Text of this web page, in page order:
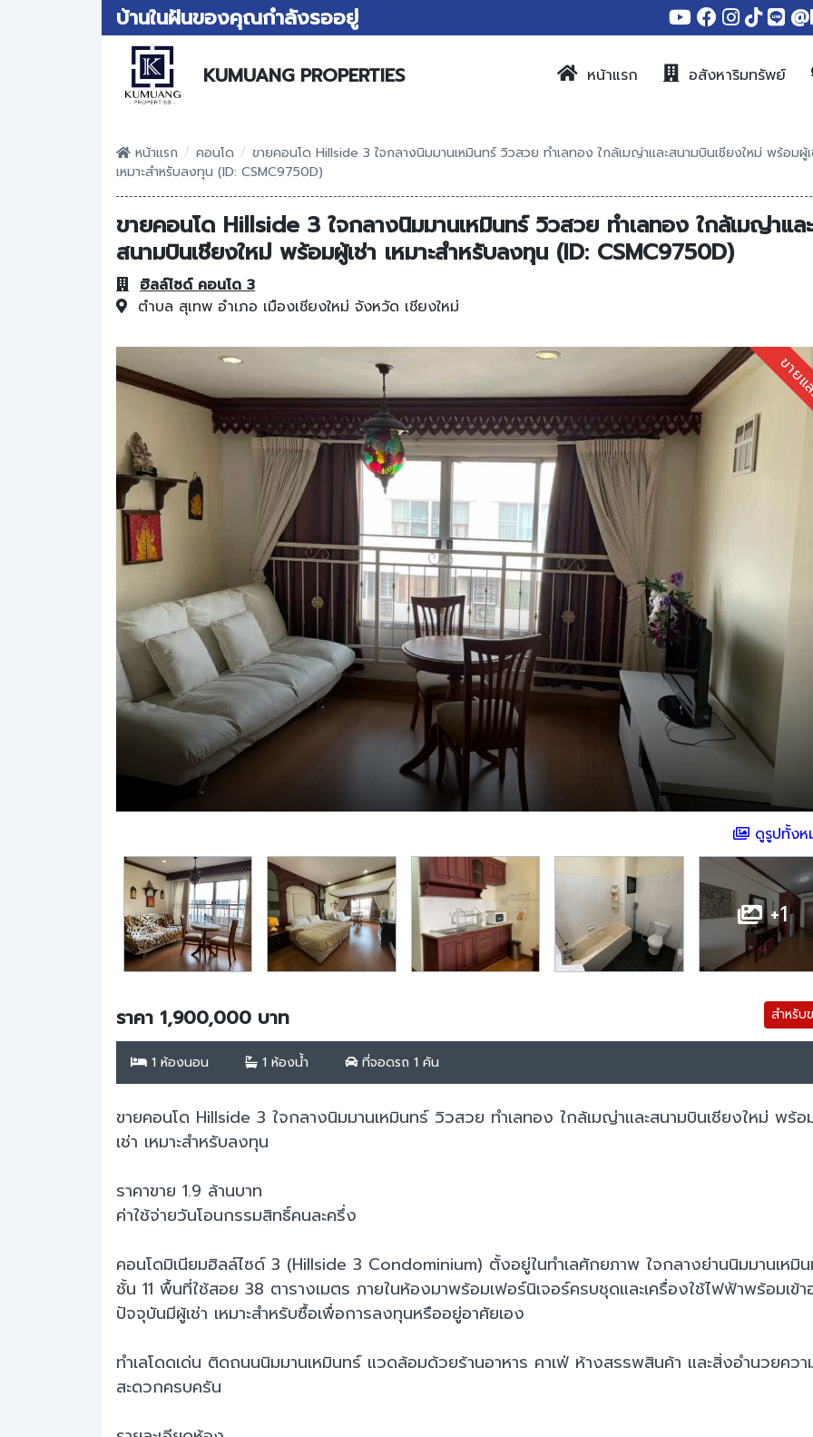
บ้านในฝันของคุณกำลังรออยู่
KUMUANG PROPERTIES หน้าแรก อสังหาริมทรัพย์
หน้าแรก / คอนโด / ขายคอนโด Hillside 3 ใจกลางนิมมานเหมินทร์ วิวสวย ทำเลทอง ใกล้เมญ่าและสนามบินเชียงใหม่ พร้อมผู้เ
เหมาะสำหรับลงทุน (ID: CSMC9750D)
ขายคอนโด Hillside 3 ใจกลางนิมมานเหมินทร์ วิวสวย ทำเลทอง ใกล้เมญ่าและ
สนามบินเชียงใหม่ พร้อมผู้เช่า เหมาะสำหรับลงทุน (ID: CSMC9750D)
ฮิลล์ไซด์ คอนโด 3
ตำบล สุเทพ อำเภอ เมืองเชียงใหม่ จังหวัด เชียงใหม่
ขาย
ดูรูปทั้งห
+1
ราคา 1,900,000 บาท สำหรับ
1 ห้องนอน 1 ห้องน้ำ ที่จอดรถ 1 คัน
ขายคอนโด Hillside 3 ใจกลางนิมมานเหมินทร์ วิวสวย ทำเลทอง ใกล้เมญ่าและสนามบินเชียงใหม่ พร้อ
เช่า เหมาะสำหรับลงทุน
ราคาขาย 1.9 ล้านบาท
ค่าใช้จ่ายวันโอนกรรมสิทธิ์คนละครึ่ง
คอนโดมิเนียมฮิลล์ไซด์ 3 (Hillside 3 Condominium) ตั้งอยู่ในทำเลศักยภาพ ใจกลางย่านนิมมานเหมิ
ชั้น 11 พื้นที่ใช้สอย 38 ตารางเมตร ภายในห้องมาพร้อมเฟอร์นิเจอร์ครบชุดและเครื่องใช้ไฟฟ้าพร้อมเข้า
ปัจจุบันมีผู้เช่า เหมาะสำหรับซื้อเพื่อการลงทุนหรืออยู่อาศัยเอง
ทำเลโดดเด่น ติดถนนนิมมานเหมินทร์ แวดล้อมด้วยร้านอาหาร คาเฟ่ ห้างสรรพสินค้า และสิ่งอำนวยควา
สะดวกครบครัน